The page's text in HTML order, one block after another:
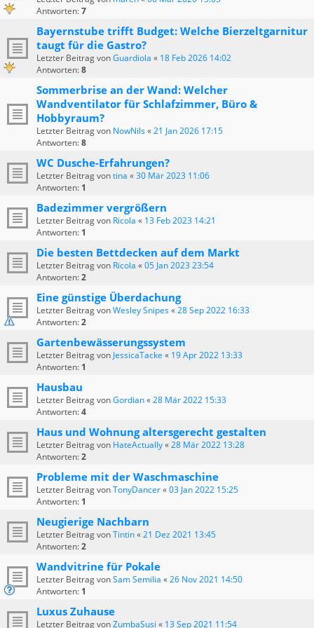
Antworten:7
Bayernstube trifft Budget: Welche Bierzeltgarnitur
taugt für die Gastro?
Letzter Beitrag vonGuardiola « 18 Feb 2026 14:02
Antworten:8
Sommerbrise an der Wand: Welcher
Wandventilator für Schlafzimmer, Büro &
Hobbyraum?
Letzter Beitrag von NowNils«21 Jan 2026 17:15
Antworten:8
WC Dusche-Erfahrungen?
Letzter Beitrag vontina «30 Mär 2023 11:06
Antworten: 1
Badezimmer vergrößern
Letzter Beitrag von Ricola « 13 Feb 2023 14:21
Antworten: 1
Die besten Bettdecken auf dem Markt
Letzter Beitrag von Ricola «05 Jan 2023 23:54
Antworten:2
Eine günstige Überdachung
Letzter Beitrag vonWesley Snipes«28 Sep 2022 16:33
Antworten:2
Gartenbewässerungssystem
Letzter Beitrag vonJessicaTacke « 19 Apr 2022 13:33
Antworten: 1
Hausbau
Letzter Beitrag vonGordian«28 Mär 2022 15:33
Antworten:4
Haus und Wohnung altersgerecht gestalten
Letzter Beitrag von HateActually«28 Mär 2022 13:28
Antworten:2
Probleme mit der Waschmaschine
Letzter Beitrag vonTonyDancer«03 Jan 2022 15:25
Antworten: 1
Neugierige Nachbarn
Letzter Beitrag vonTintin«21 Dez 2021 13:45
Antworten:2
Wandvitrine für Pokale
Letzter Beitrag vonSam Semilia «26 Nov 2021 14:50
Antworten: 1
Luxus Zuhause
Letzter Beitrag vonZumbaSusi « 13 Sep 2021 11:54